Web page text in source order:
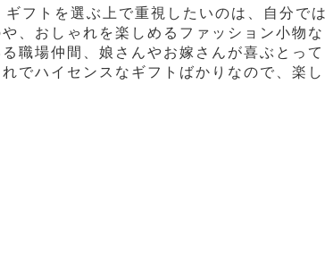
フトを選ぶ上で重視したいのは、自分では
、おしゃれを楽しめるファッション小物な
職場仲間、娘さんやお嫁さんが喜ぶとって
でハイセンスなギフトばかりなので、楽し